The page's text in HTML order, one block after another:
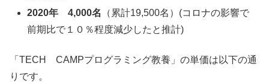
2020年 4,000名
（累計19,500名）(コロナの影響で
前期比で１０％程度減少したと推計)
「TECH CAMPプログラミング教養」の単価は以下の通
りです。